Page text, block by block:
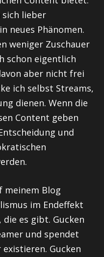
sich lieber
neues Phänomen.
weniger Zuschauer
schon eigentlich
aber nicht frei
ich selbst Streams,
dienen. Wenn die
Content geben
und
meinem Blog
im Endeffekt
es gibt. Gucken
und spendet
Gucken